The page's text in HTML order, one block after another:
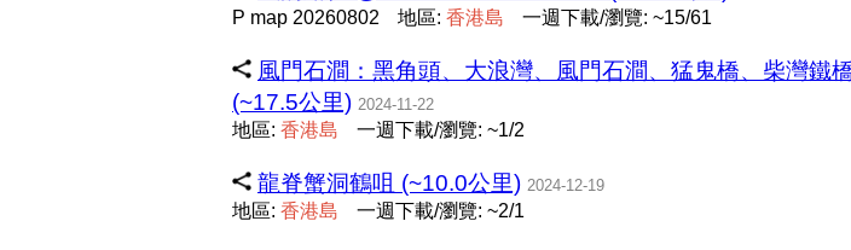
P map 20260802 地區: 香港島 一週下載/瀏覽: ~15/61
風門石澗：黑角頭、大浪灣、風門石澗、猛鬼橋、柴灣
(~17.5公里) 2024-11-22
地區: 香港島 一週下載/瀏覽: ~1/2
龍脊蟹洞鶴咀 (~10.0公里) 2024-12-19
地區: 香港島 一週下載/瀏覽: ~2/1